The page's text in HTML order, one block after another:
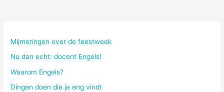
Mijmeringen over de feestweek
Nu dan echt: docent Engels!
Waarom Engels?
Dingen doen die je eng vindt